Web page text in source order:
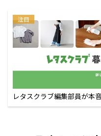
注目
レタスクラブ編集部員が本